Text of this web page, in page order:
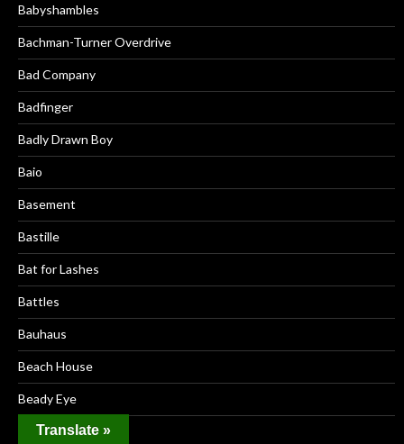
Babyshambles
Bachman-Turner Overdrive
Bad Company
Badfinger
Badly Drawn Boy
Baio
Basement
Bastille
Bat for Lashes
Battles
Bauhaus
Beach House
Beady Eye
Beastie Boys
Translate »